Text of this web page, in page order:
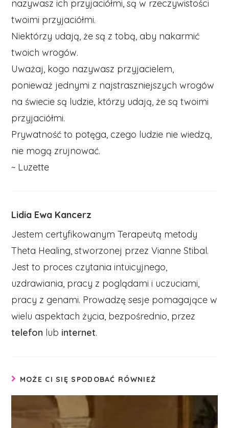
nazywasz ich przyjaciółmi, są w rzeczywistości
twoimi przyjaciółmi.
Niektórzy udają, że są z tobą, aby nakarmić
twoich wrogów.
Uważaj, kogo nazywasz przyjacielem,
ponieważ jednymi z najstraszniejszych wrogów
na świecie są ludzie, którzy udają, że są twoimi
przyjaciółmi.
Prywatność to potęga, czego ludzie nie wiedzą,
nie mogą zrujnować.
~ Luzette
Lidia Ewa Kancerz
Jestem certyfikowanym Terapeutą metody
Theta Healing, stworzonej przez Vianne Stibal.
Jest to proces czytania intuicyjnego,
uzdrawiania, pracy z poglądami i uczuciami,
pracy z genami. Prowadzę sesje pomagające w
wielu aspektach życia, bezpośrednio, przez
telefon lub internet.
MOŻE CI SIĘ SPODOBAĆ RÓWNIEŻ